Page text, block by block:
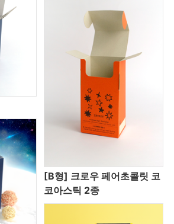
[B형] 크로우 페어초콜릿 코
코아스틱 2종